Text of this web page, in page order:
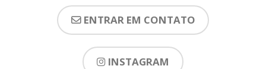
ENTRAR EM CONTATO
INSTAGRAM